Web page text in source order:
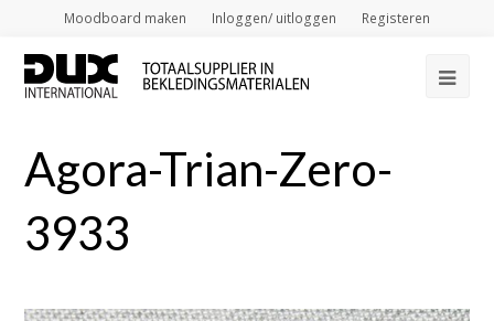
Moodboard maken Inloggen/ uitloggen Registeren
Agora-Trian-Zero-
3933